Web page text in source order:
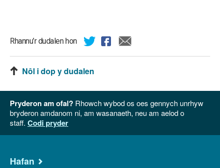
Rhannu’r dudalen hon
Nôl i dop y dudalen
Pryderon am ofal? Rhowch wybod os oes gennych unrhyw
bryderon amdanom ni, am wasanaeth, neu am aelod o
staff. Codi pryder
Hafan